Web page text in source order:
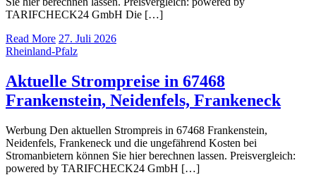
TARIFCHECK24 GmbH Die […]
Read More 27. Juli 2026
Rheinland-Pfalz
Aktuelle Strompreise in 67468
Frankenstein, Neidenfels, Frankeneck
Werbung Den aktuellen Strompreis in 67468 Frankenstein,
Neidenfels, Frankeneck und die ungefährend Kosten bei
Stromanbietern können Sie hier berechnen lassen. Preisvergleich:
powered by TARIFCHECK24 GmbH […]